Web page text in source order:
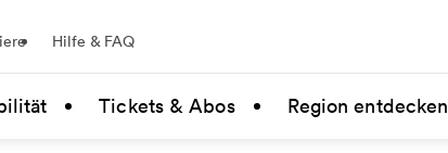
Hilfe & FAQ
Tickets & Abos Region entdecken